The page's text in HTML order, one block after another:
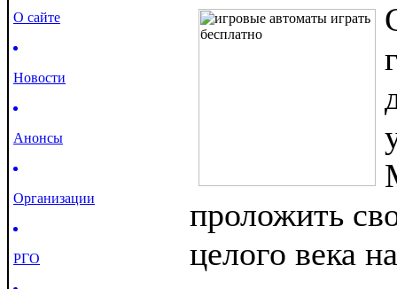
О сайте
Новости
Анонсы
Организации
РГО
проложить
целого века